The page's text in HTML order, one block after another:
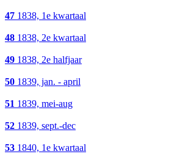
47 1838, 1e kwartaal
48 1838, 2e kwartaal
49 1838, 2e halfjaar
50 1839, jan. - april
51 1839, mei-aug
52 1839, sept.-dec
53 1840, 1e kwartaal